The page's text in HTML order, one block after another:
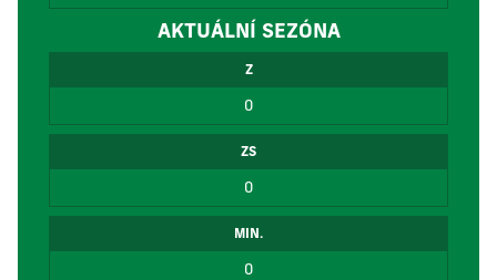
AKTUÁLNÍ SEZÓNA
Z
0
ZS
0
MIN.
0